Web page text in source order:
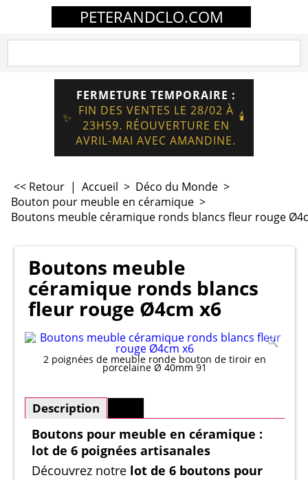
PETERANDCLO.COM
✨
FERMETURE TEMPORAIRE :
FIN DES VENTES LE 28/02 À
23H59. RÉOUVERTURE EN
AVRIL-MAI AVEC AMANDINE.
🕯️
<< Retour | Accueil > Déco du Monde >
Bouton pour meuble en céramique >
Boutons meuble céramique ronds blancs fleur rouge
Boutons meuble
céramique ronds blancs
fleur rouge Ø4cm x6
2 poignées de meuble ronde bouton de tiroir en
porcelaine Ø 40mm 91
Description
Boutons pour meuble en céramique :
lot de 6 poignées artisanales
Découvrez notre lot de 6 boutons pour